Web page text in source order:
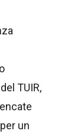
TUIR,
un